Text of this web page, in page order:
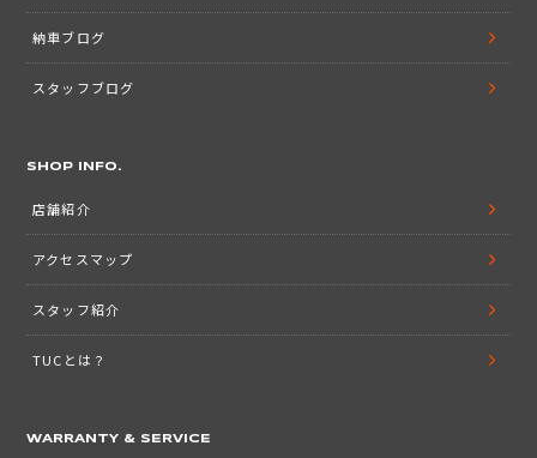
納車ブログ
スタッフブログ
SHOP INFO.
店舗紹介
アクセスマップ
スタッフ紹介
TUCとは？
WARRANTY & SERVICE